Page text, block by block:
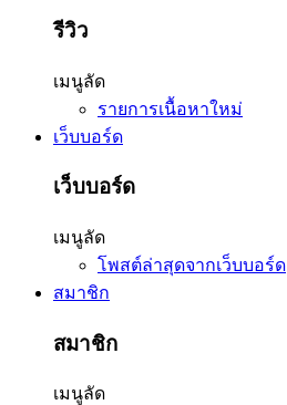
รีวิว
เมนูลัด
รายการเนื้อหาใหม่
เว็บบอร์ด
เว็บบอร์ด
เมนูลัด
โพสต์ล่าสุดจากเว็บบอร์ด
สมาชิก
สมาชิก
เมนูลัด